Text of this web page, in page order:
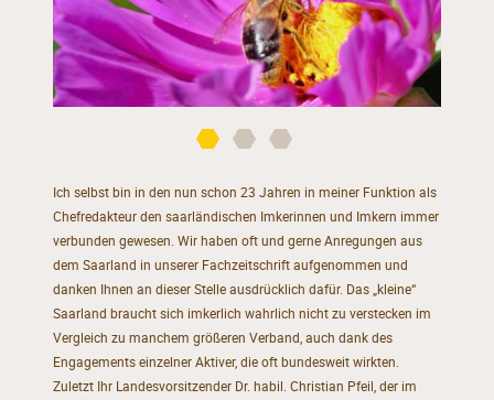
Ich selbst bin in den nun schon 23 Jahren in meiner Funktion als
Chefredakteur den saarländischen Imkerinnen und Imkern immer
verbunden gewesen. Wir haben oft und gerne Anregungen aus
dem Saarland in unserer Fachzeitschrift aufgenommen und
danken Ihnen an dieser Stelle ausdrücklich dafür. Das „kleine“
Saarland braucht sich imkerlich wahrlich nicht zu verstecken im
Vergleich zu manchem größeren Verband, auch dank des
Engagements einzelner Aktiver, die oft bundesweit wirkten.
Zuletzt Ihr Landesvorsitzender Dr. habil. Christian Pfeil, der im